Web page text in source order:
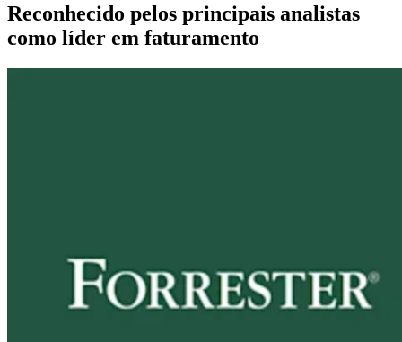
Reconhecido pelos principais analistas
como líder em faturamento